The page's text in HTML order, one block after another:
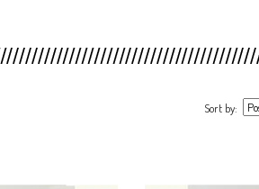
Sort by: